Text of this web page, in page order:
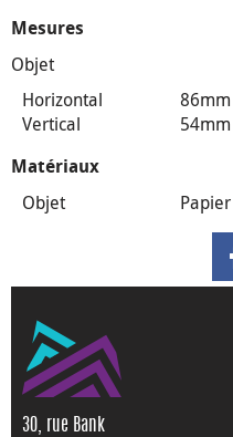
Mesures
Objet
Horizontal
86mm
Vertical
54mm
Matériaux
Objet Papier
30, rue Bank